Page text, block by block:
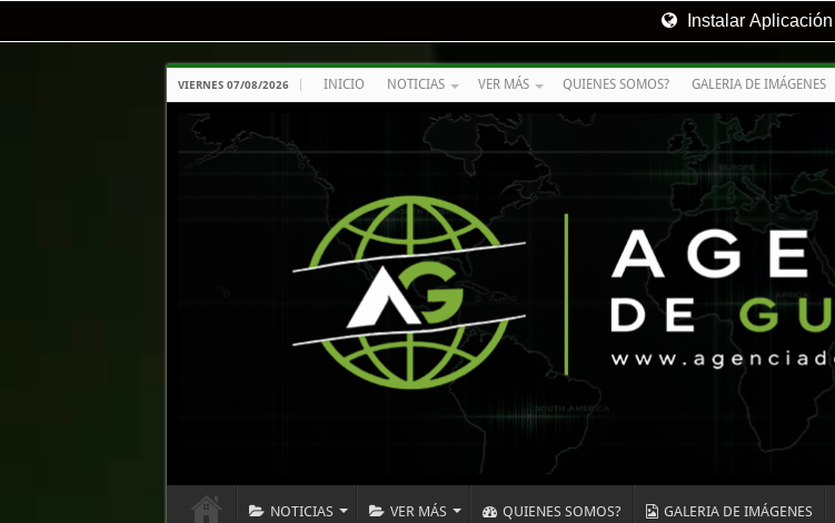
Instalar Aplicación
VIERNES 07/08/2026 INICIO NOTICIAS VER MÁS QUIENES SOMOS? GALERIA DE IMÁGENES
NOTICIAS VER MÁS QUIENES SOMOS? GALERIA DE IMÁGENES